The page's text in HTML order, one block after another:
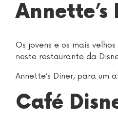
Os jovens e os mais
neste restaurante da
Annette’s Diner, para um
Café